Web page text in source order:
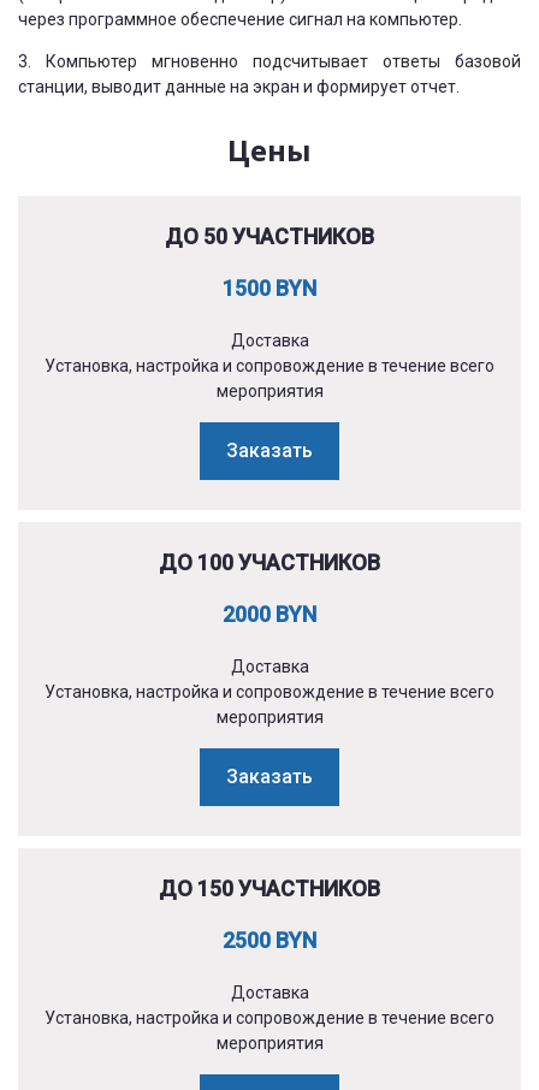
через программное обеспечение сигнал на компьютер.
3. Компьютер мгновенно подсчитывает ответы базовой
станции, выводит данные на экран и формирует отчет.
Цены
ДО 50 УЧАСТНИКОВ
1500 BYN
Доставка
Установка, настройка и сопровождение в течение всего
мероприятия
Заказать
ДО 100 УЧАСТНИКОВ
2000 BYN
Доставка
Установка, настройка и сопровождение в течение всего
мероприятия
Заказать
ДО 150 УЧАСТНИКОВ
2500 BYN
Доставка
Установка, настройка и сопровождение в течение всего
мероприятия